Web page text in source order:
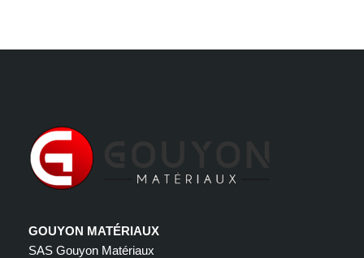
GOUYON MATÉRIAUX
SAS Gouyon Matériaux